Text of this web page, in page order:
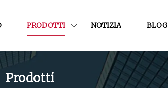
PRODOTTI NOTIZIA BLOG
Prodotti